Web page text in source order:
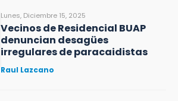
Lunes, Diciembre 15, 2025
Vecinos de Residencial BUAP
denuncian desagües
irregulares de paracaidistas
Raul Lazcano